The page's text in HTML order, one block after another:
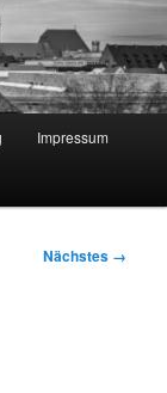
Impressum
Nächstes →